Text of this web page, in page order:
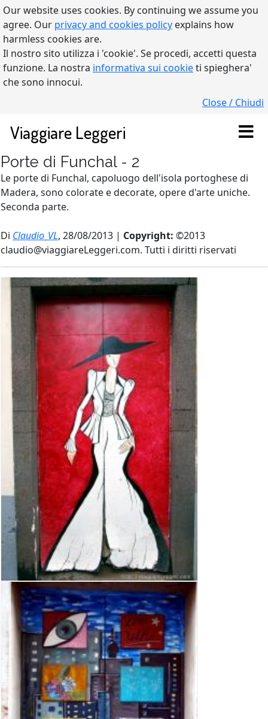
Our website uses cookies. By continuing we assume you
agree. Our privacy and cookies policy explains how
harmless cookies are.
Il nostro sito utilizza i 'cookie'. Se procedi, accetti questa
funzione. La nostra informativa sui cookieti spieghera'
che sono innocui.
Close / Chiudi
Viaggiare Leggeri
Porte di Funchal - 2
Le porte di Funchal, capoluogo dell'isola portoghese di
Madera, sono colorate e decorate, opere d'arte uniche.
Seconda parte.
Di Claudio_VL, 28/08/2013 | Copyright: ©2013
claudio@viaggiareLeggeri.com. Tutti i diritti riservati